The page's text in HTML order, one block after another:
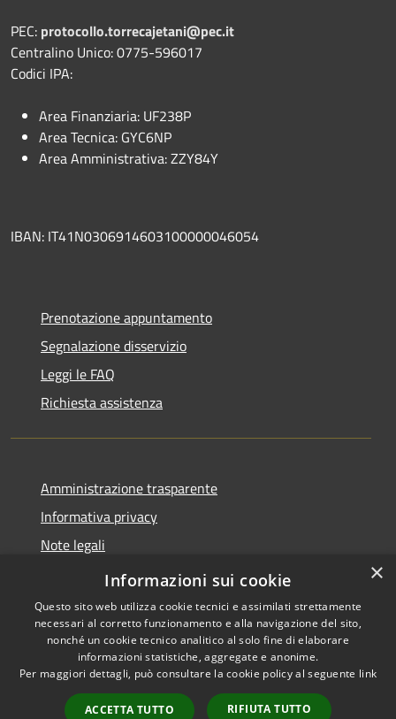
PEC: protocollo.torrecajetani@pec.it
Centralino Unico: 0775-596017
Codici IPA:
Area Finanziaria: UF238P
Area Tecnica: GYC6NP
Area Amministrativa: ZZY84Y
IBAN: IT41N0306914603100000046054
Prenotazione appuntamento
Segnalazione disservizio
Leggi le FAQ
Richiesta assistenza
Amministrazione trasparente
Informativa privacy
Note legali
Dichiarazione di accessibilità
Accessibilità
Copyright © 2026 • Comune di
Torre Cajetani • Powered by
Municipium•
Accesso
×
Informazioni sui cookie
Questo sito web utilizza cookie tecnici e assimilati strettamente
necessari al corretto funzionamento e alla navigazione del sito,
nonché un cookie tecnico analitico al solo fine di elaborare
informazioni statistiche, aggregate e anonime.
Per maggiori dettagli, può consultare la cookie policy al seguente link
ACCETTA TUTTO RIFIUTA TUTTO